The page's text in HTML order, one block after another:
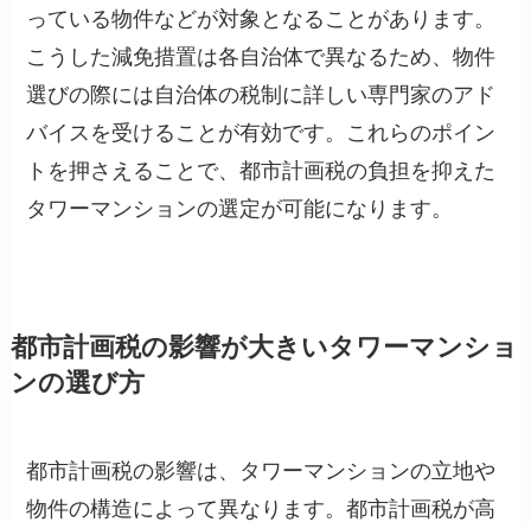
っている物件などが対象となることがあります。
こうした減免措置は各自治体で異なるため、物件
選びの際には自治体の税制に詳しい専門家のアド
バイスを受けることが有効です。これらのポイン
トを押さえることで、都市計画税の負担を抑えた
タワーマンションの選定が可能になります。
都市計画税の影響が大きいタワーマンショ
ンの選び方
都市計画税の影響は、タワーマンションの立地や
物件の構造によって異なります。都市計画税が高